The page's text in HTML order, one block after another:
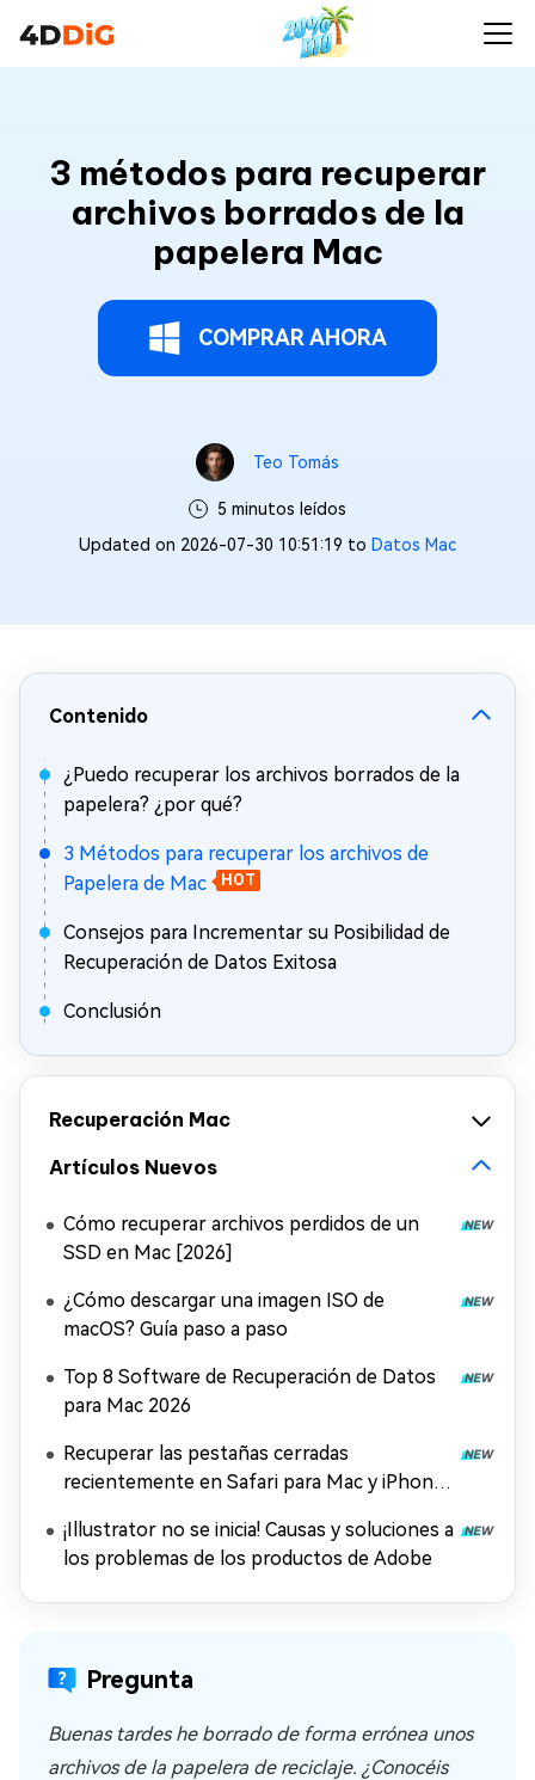
3 métodos para recuperar
archivos borrados de la
papelera Mac
COMPRAR AHORA
Teo Tomás
5 minutos leídos
Updated on 2026-07-30 10:51:19 to Datos Mac
Contenido
¿Puedo recuperar los archivos borrados de la
papelera? ¿por qué?
3 Métodos para recuperar los archivos de
Papelera de Mac
HOT
Consejos para Incrementar su Posibilidad de
Recuperación de Datos Exitosa
Conclusión
Recuperación Mac
Artículos Nuevos
Cómo recuperar archivos perdidos de un
SSD en Mac [2026]
¿Cómo descargar una imagen ISO de
macOS? Guía paso a paso
Top 8 Software de Recuperación de Datos
para Mac 2026
Recuperar las pestañas cerradas
recientemente en Safari para Mac y iPhone
¡Illustrator no se inicia! Causas y soluciones a
los problemas de los productos de Adobe
Pregunta
Buenas tardes he borrado de forma errónea unos
archivos de la papelera de reciclaje. ¿Conocéis